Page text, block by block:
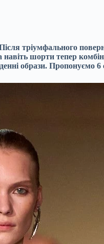
тріумфального
навіть шорти тепер
образи. Пропонуємо 6